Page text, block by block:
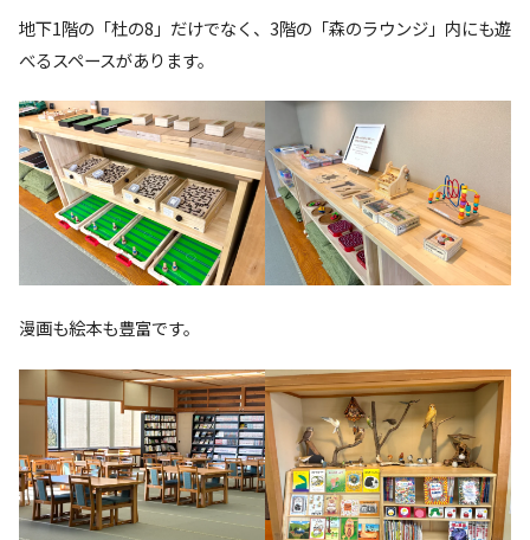
地下1階の「杜の8」だけでなく、3階の「森のラウンジ」内にも遊
べるスペースがあります。
漫画も絵本も豊富です。